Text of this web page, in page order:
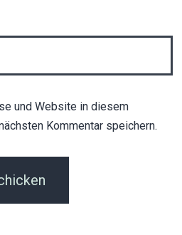
und Website in diesem
Kommentar speichern.